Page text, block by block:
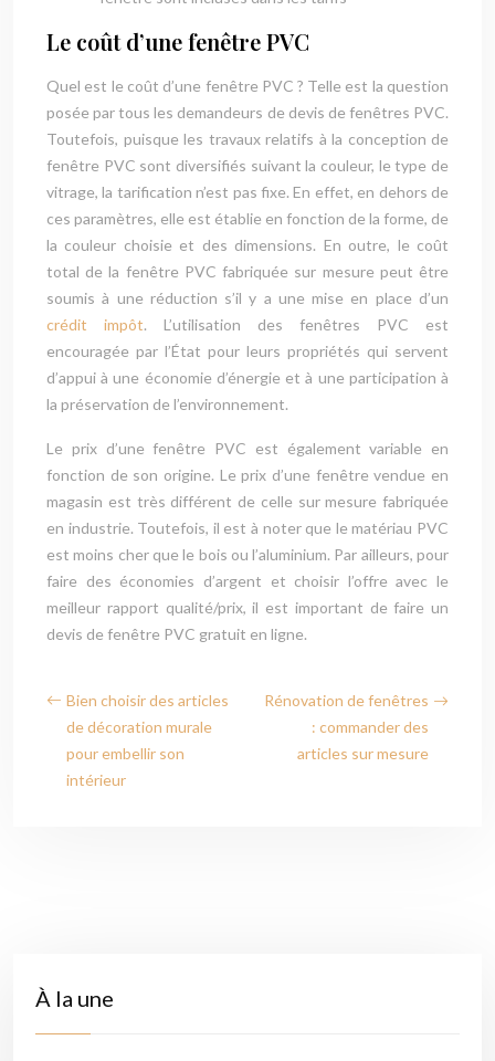
Le coût d’une fenêtre PVC
Quel est le coût d’une fenêtre PVC ? Telle est la question
posée par tous les demandeurs de devis de fenêtres PVC.
Toutefois, puisque les travaux relatifs à la conception de
fenêtre PVC sont diversifiés suivant la couleur, le type de
vitrage, la tarification n’est pas fixe. En effet, en dehors de
ces paramètres, elle est établie en fonction de la forme, de
la couleur choisie et des dimensions. En outre, le coût
total de la fenêtre PVC fabriquée sur mesure peut être
soumis à une réduction s’il y a une mise en place d’un
crédit impôt. L’utilisation des fenêtres PVC est
encouragée par l’État pour leurs propriétés qui servent
d’appui à une économie d’énergie et à une participation à
la préservation de l’environnement.
Le prix d’une fenêtre PVC est également variable en
fonction de son origine. Le prix d’une fenêtre vendue en
magasin est très différent de celle sur mesure fabriquée
en industrie. Toutefois, il est à noter que le matériau PVC
est moins cher que le bois ou l’aluminium. Par ailleurs, pour
faire des économies d’argent et choisir l’offre avec le
meilleur rapport qualité/prix, il est important de faire un
devis de fenêtre PVC gratuit en ligne.
Bien choisir des articles
de décoration murale
pour embellir son
intérieur
Rénovation de fenêtres
: commander des
articles sur mesure
À la une